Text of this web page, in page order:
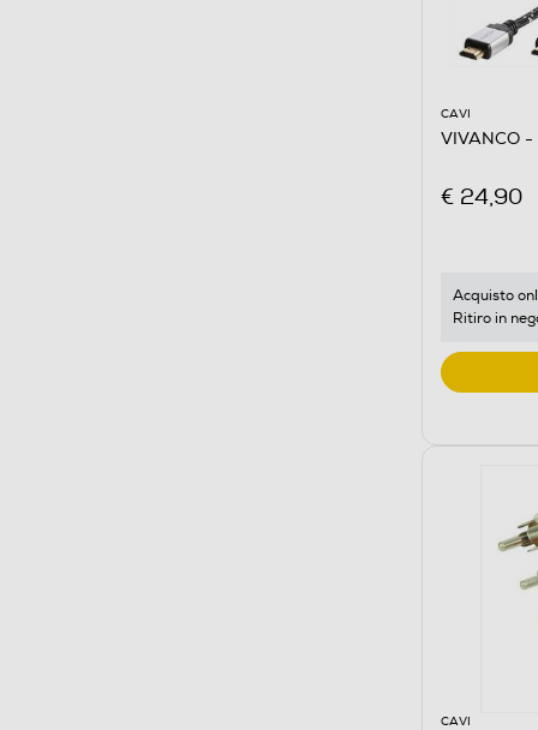
CAVI
VIVANCO
€ 24,90
Acquisto
Ritiro in
CAVI